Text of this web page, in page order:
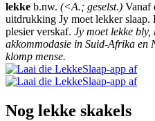
lekke b.nw. (<A.; geselst.) Vanaf
uitdrukking Jy moet lekker slaap.
plesier verskaf. Jy moet lekke
akkommodasie in Suid-Afrika en
klomp mense.
Nog lekke skakels